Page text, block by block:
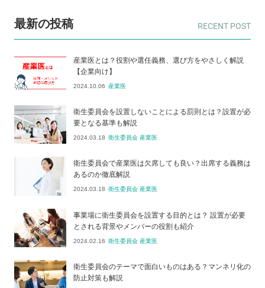
最新の投稿
産業医とは？役割や選任義務、選び方をやさしく解説
【企業向け】
2024.10.06 産業医
衛生委員会を設置しないことによる罰則とは？設置が必
要となる基準も解説
2024.03.18 衛生委員会 産業医
衛生委員会で産業医は欠席しても良い？出席する義務は
あるのか徹底解説
2024.03.18 衛生委員会 産業医
事業場に衛生委員会を設置する目的とは？ 設置が必要
とされる背景やメンバーの役割も紹介
2024.02.16 衛生委員会 産業医
衛生委員会のテーマで面白いものはある？マンネリ化の
防止対策も解説